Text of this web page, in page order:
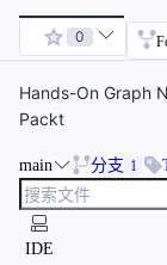
0
Hands-On Graph
Packt
main 分支 1
IDE